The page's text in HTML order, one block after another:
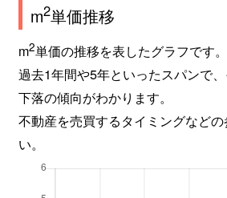
m2単価推移
m2単価の推移を表したグラフです。
過去1年間や5年といったスパンで
下落の傾向がわかります。
不動産を売買するタイミングなど
い。